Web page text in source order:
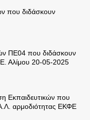
Ιδιωτικού
που διδάσκουν
ΠΕ04 που διδάσκουν
Αλίμου 20-05-2025
Εκπαιδευτικών που
αρμοδιότητας ΕΚΦΕ